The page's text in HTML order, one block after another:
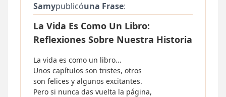
Samypublicóuna Frase:
La Vida Es Como Un Libro:
Reflexiones Sobre Nuestra Historia
La vida es como un libro...
Unos capítulos son tristes, otros
son felices y algunos excitantes.
Pero si nunca das vuelta la página,